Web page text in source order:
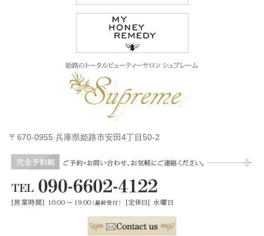
〒670-0955 兵庫県姫路市安田4丁目50-2